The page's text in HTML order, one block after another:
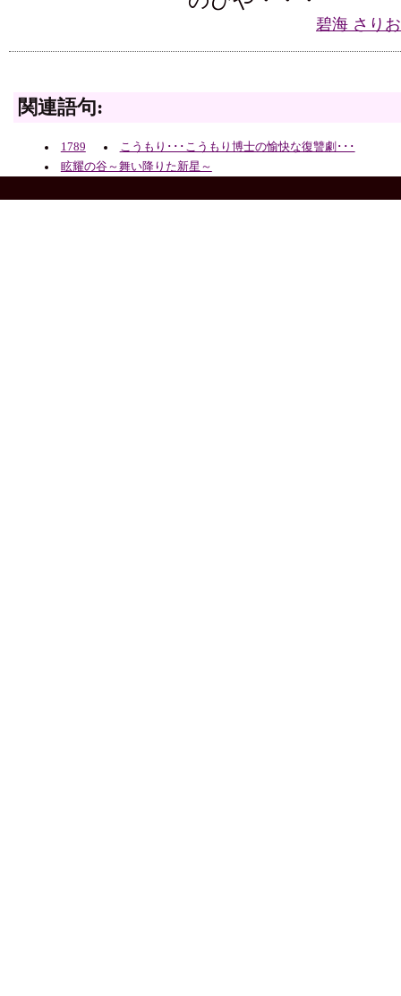
碧海 さり
関連語句:
1789
こうもり･･･こうもり博士の愉快な復讐劇･･･
眩耀の谷～舞い降りた新星～